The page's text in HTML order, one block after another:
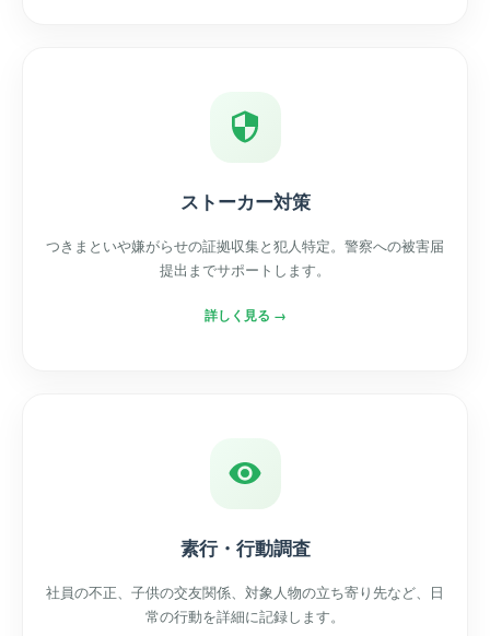
ストーカー対策
つきまといや嫌がらせの証拠収集と犯人特定。警察への被害届
提出までサポートします。
詳しく見る →
素行・行動調査
社員の不正、子供の交友関係、対象人物の立ち寄り先など、日
常の行動を詳細に記録します。